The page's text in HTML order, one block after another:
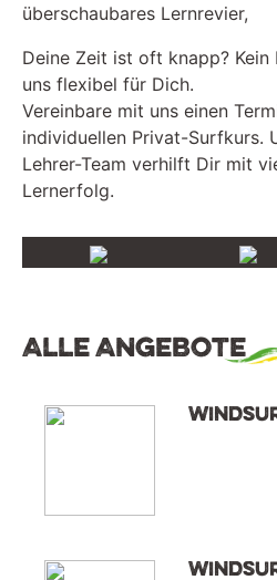
überschaubares Lernrevier,
Deine Zeit ist oft knapp? Kein
uns flexibel für Dich.
Vereinbare mit uns einen
individuellen Privat-Surfkurs.
Lehrer-Team verhilft Dir mit
Lernerfolg.
Alle Angebote